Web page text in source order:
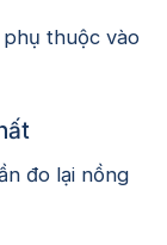
thuộc vào
đo lại nồng